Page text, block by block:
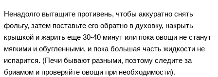
Ненадолго вытащите противень, чтобы аккуратно снять
фольгу, затем поставьте его обратно в духовку, накрыть
крышкой и жарить еще 30-40 минут или пока овощи не станут
мягкими и обугленными, и пока большая часть жидкости не
испарится. (Печи бывают разными, поэтому следите за
бриамом и проверяйте овощи при необходимости).